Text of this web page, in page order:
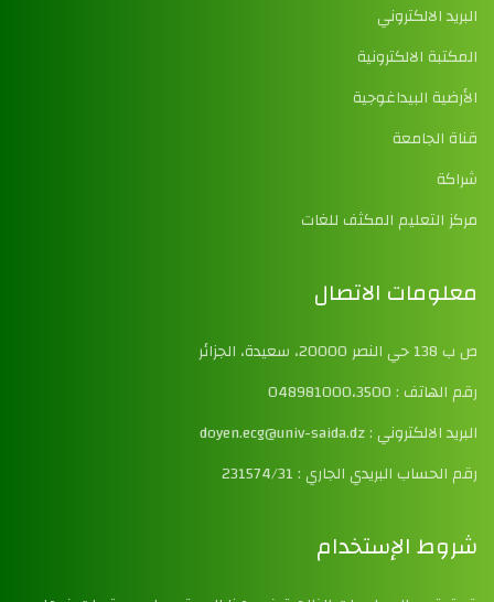
البريد الالكتروني
المكتبة الالكترونية
الأرضية البيداغوجية
قناة الجامعة
شراكة
مركز التعليم المكثف للغات
معلومات الاتصال
ص ب 138 حي النصر 20000، سعيدة، الجزائر
رقم الهاتف : 048981000،3500
البريد الالكتروني : doyen.ecg@univ-saida.dz
رقم الحساب البريدي الجاري : 231574/31
شروط الإستخدام